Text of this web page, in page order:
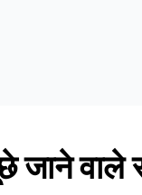
जाने वाले